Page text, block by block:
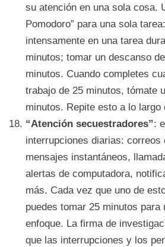
su atención en una sola cosa.
Pomodoro” para una sola
intensamente en una tarea
minutos; tomar un descanso
minutos. Cuando completes
trabajo de 25 minutos, tómate
minutos. Repite esto a lo largo
“Atención secuestradores”:
interrupciones diarias: correos
mensajes instantáneos,
alertas de computadora,
más. Cada vez que uno de
puedes tomar 25 minutos para
enfoque. La firma de
que las interrupciones y los